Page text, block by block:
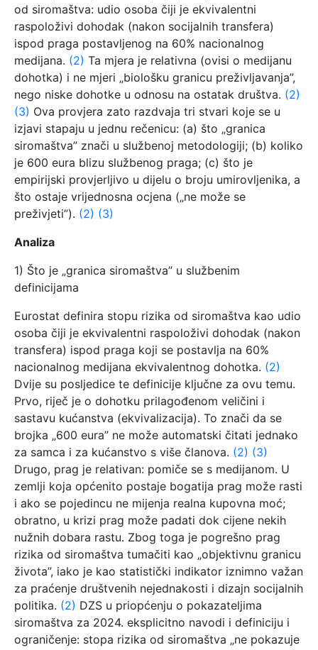
od siromaštva: udio osoba čiji je ekvivalentni
raspoloživi dohodak (nakon socijalnih transfera)
ispod praga postavljenog na 60% nacionalnog
medijana. (2) Ta mjera je relativna (ovisi o medijanu
dohotka) i ne mjeri „biološku granicu preživljavanja”,
nego niske dohotke u odnosu na ostatak društva. (2)
(3) Ova provjera zato razdvaja tri stvari koje se u
izjavi stapaju u jednu rečenicu: (a) što „granica
siromaštva” znači u službenoj metodologiji; (b) koliko
je 600 eura blizu službenog praga; (c) što je
empirijski provjerljivo u dijelu o broju umirovljenika, a
što ostaje vrijednosna ocjena („ne može se
preživjeti”). (2) (3)
Analiza
1) Što je „granica siromaštva” u službenim
definicijama
Eurostat definira stopu rizika od siromaštva kao udio
osoba čiji je ekvivalentni raspoloživi dohodak (nakon
transfera) ispod praga koji se postavlja na 60%
nacionalnog medijana ekvivalentnog dohotka. (2)
Dvije su posljedice te definicije ključne za ovu temu.
Prvo, riječ je o dohotku prilagođenom veličini i
sastavu kućanstva (ekvivalizacija). To znači da se
brojka „600 eura” ne može automatski čitati jednako
za samca i za kućanstvo s više članova. (2) (3)
Drugo, prag je relativan: pomiče se s medijanom. U
zemlji koja općenito postaje bogatija prag može rasti
i ako se pojedincu ne mijenja realna kupovna moć;
obratno, u krizi prag može padati dok cijene nekih
nužnih dobara rastu. Zbog toga je pogrešno prag
rizika od siromaštva tumačiti kao „objektivnu granicu
života”, iako je kao statistički indikator iznimno važan
za praćenje društvenih nejednakosti i dizajn socijalnih
politika. (2) DZS u priopćenju o pokazateljima
siromaštva za 2024. eksplicitno navodi i definiciju i
ograničenje: stopa rizika od siromaštva „ne pokazuje